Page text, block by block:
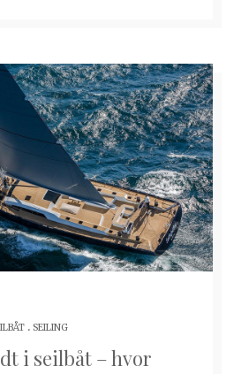
. SEILING
i seilbåt – hvor